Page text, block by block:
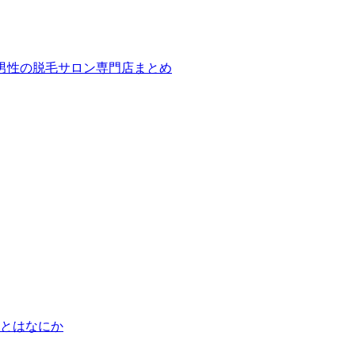
性の脱毛サロン専門店まとめ
はなにか